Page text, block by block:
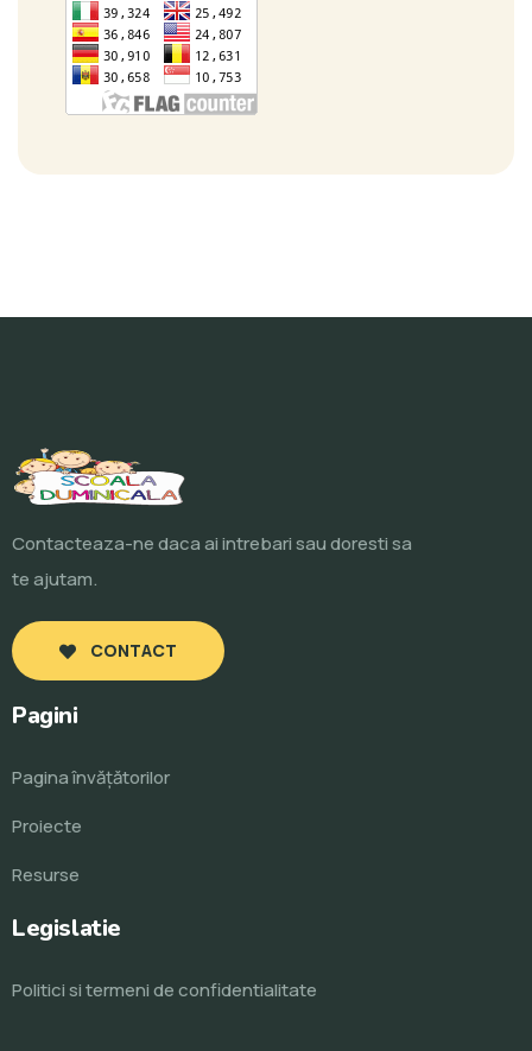
Contacteaza-ne daca ai intrebari sau doresti sa
te ajutam.
CONTACT
Pagini
Pagina învăţătorilor
Proiecte
Resurse
Legislatie
Politici si termeni de confidentialitate